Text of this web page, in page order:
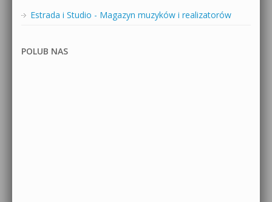
Estrada i Studio - Magazyn muzyków i realizatorów
POLUB NAS